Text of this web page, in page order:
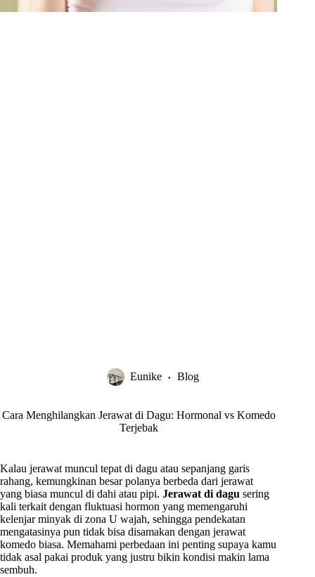
Eunike Blog
Cara Menghilangkan Jerawat di Dagu: Hormonal vs Komedo
Terjebak
Kalau jerawat muncul tepat di dagu atau sepanjang garis
rahang, kemungkinan besar polanya berbeda dari jerawat
yang biasa muncul di dahi atau pipi. Jerawat di dagu sering
kali terkait dengan fluktuasi hormon yang memengaruhi
kelenjar minyak di zona U wajah, sehingga pendekatan
mengatasinya pun tidak bisa disamakan dengan jerawat
komedo biasa. Memahami perbedaan ini penting supaya kamu
tidak asal pakai produk yang justru bikin kondisi makin lama
sembuh.